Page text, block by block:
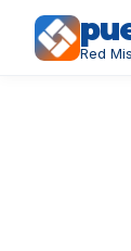
Red